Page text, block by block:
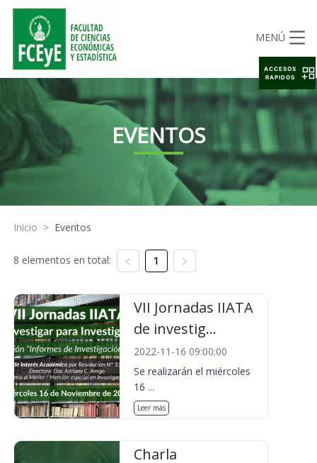
MENÚ
EVENTOS
Inicio > Eventos
8 elementos en total: 1
VII Jornadas IIATA
de investig...
2022-11-16 09:00:00
Se realizarán el miércoles
16 ...
Leer más
Charla
ACCESOS
RAPIDOS